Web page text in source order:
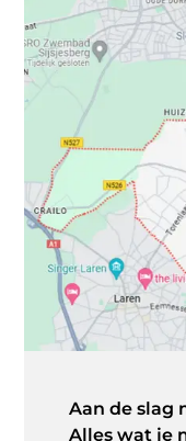
Aan de slag
Alles wat je